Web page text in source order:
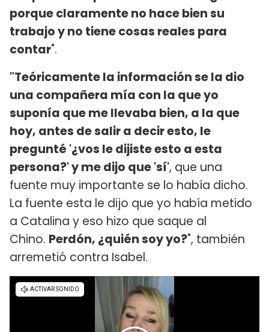
porque claramente no hace bien su
trabajo y no tiene cosas reales para
contar".
"Teóricamente la información se la dio
una compañera mía con la que yo
suponía que me llevaba bien, a la que
hoy, antes de salir a decir esto, le
pregunté '¿vos le dijiste esto a esta
persona?' y me dijo que 'sí', que una
fuente muy importante se lo había dicho.
La fuente esta le dijo que yo había metido
a Catalina y eso hizo que saque al
Chino. Perdón, ¿quién soy yo?", también
arremetió contra Isabel.